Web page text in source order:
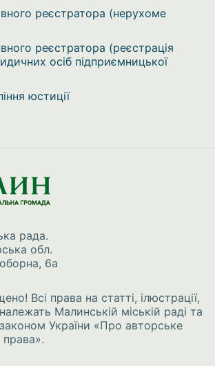
реєстратора (нерухоме
реєстратора (реєстрація
осіб підприємницької
юстиції
рада.
обл.
6а
Всі права на статті, ілюстрації,
Малинській міській раді та
України «Про авторське
права».